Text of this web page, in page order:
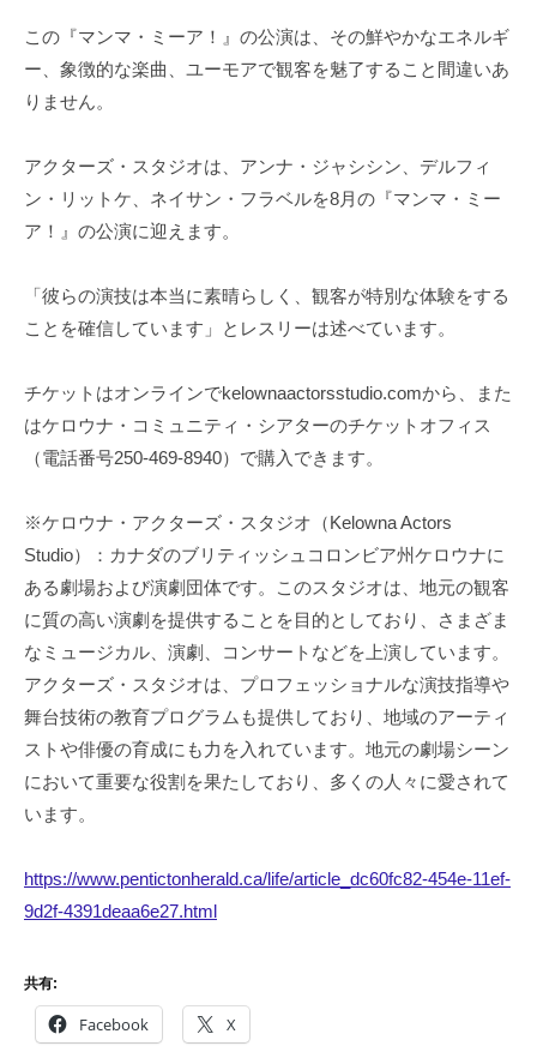
この『マンマ・ミーア！』の公演は、その鮮やかなエネルギ
ー、象徴的な楽曲、ユーモアで観客を魅了すること間違いあ
りません。
アクターズ・スタジオは、アンナ・ジャシシン、デルフィ
ン・リットケ、ネイサン・フラベルを8月の『マンマ・ミー
ア！』の公演に迎えます。
「彼らの演技は本当に素晴らしく、観客が特別な体験をする
ことを確信しています」とレスリーは述べています。
チケットはオンラインでkelownaactorsstudio.comから、また
はケロウナ・コミュニティ・シアターのチケットオフィス
（電話番号250-469-8940）で購入できます。
※ケロウナ・アクターズ・スタジオ（Kelowna Actors
Studio）：カナダのブリティッシュコロンビア州ケロウナに
ある劇場および演劇団体です。このスタジオは、地元の観客
に質の高い演劇を提供することを目的としており、さまざま
なミュージカル、演劇、コンサートなどを上演しています。
アクターズ・スタジオは、プロフェッショナルな演技指導や
舞台技術の教育プログラムも提供しており、地域のアーティ
ストや俳優の育成にも力を入れています。地元の劇場シーン
において重要な役割を果たしており、多くの人々に愛されて
います。
https://www.pentictonherald.ca/life/article_dc60fc82-454e-11ef-
9d2f-4391deaa6e27.html
共有:
Facebook X